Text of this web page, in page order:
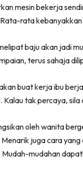
mesin bekerja
rata
baju akan jadi
terus sahaja
buat kerja ibu
tak percaya, sila
oleh wanita
Menarik juga cara
mudahan